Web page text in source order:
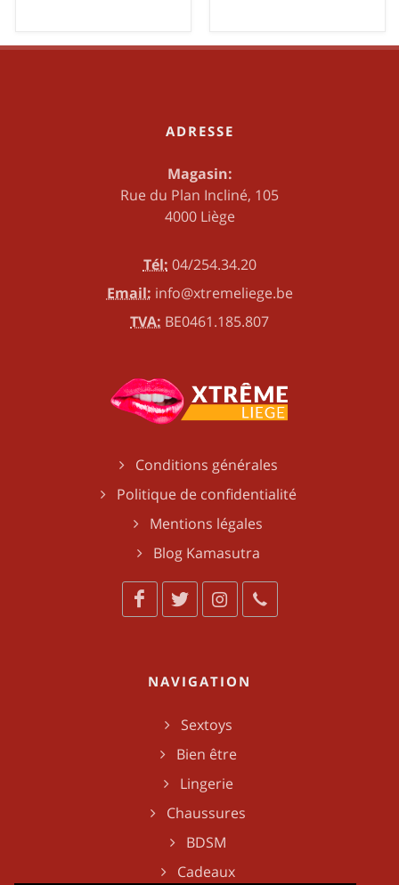
ADRESSE
Magasin:
Rue du Plan Incliné, 105
4000 Liège
Tél: 04/254.34.20
Email: info@xtremeliege.be
TVA: BE0461.185.807
Conditions générales
Politique de confidentialité
Mentions légales
Blog Kamasutra
NAVIGATION
Sextoys
Bien être
Lingerie
Chaussures
BDSM
Cadeaux